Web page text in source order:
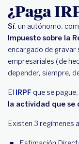
¿Paga
Sí, un autónomo,
Impuesto sobre la
encargado de
empresariales (de
depender, siempre,
El IRPF que se
la actividad que se
Existen 3 regímenes